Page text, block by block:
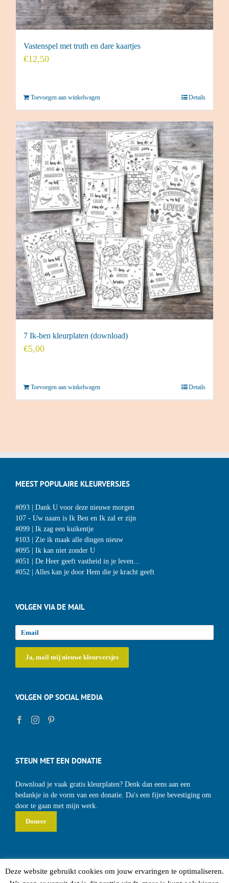
Vastenspel met truth en dare kaartjes
€12,50
Toevoegen aan winkelwagen Details
7 Ik-ben kleurplaten (download)
€5,00
Toevoegen aan winkelwagen Details
MEEST POPULAIRE KLEURVERSJES
#093 | Dank U voor deze nieuwe morgen
107 - Uw naam is Ik Ben en Ik zal er zijn
#099 | Ik zag een kuikentje
#103 | Zie ik maak alle dingen nieuw
#095 | Ik kan niet zonder U
#051 | De Heer geeft vastheid in je leven...
#052 | Alles kan je door Hem die je kracht geeft
VOLGEN VIA DE MAIL
VOLGEN OP SOCIAL MEDIA
STEUN MET EEN DONATIE
Download je vaak gratis kleurplaten? Denk dan eens aan een
bedankje in de vorm van een donatie. Da's een fijne bevestiging om
door te gaan met mijn werk.
Deze website gebruikt cookies om jouw ervaringen te optimaliseren.